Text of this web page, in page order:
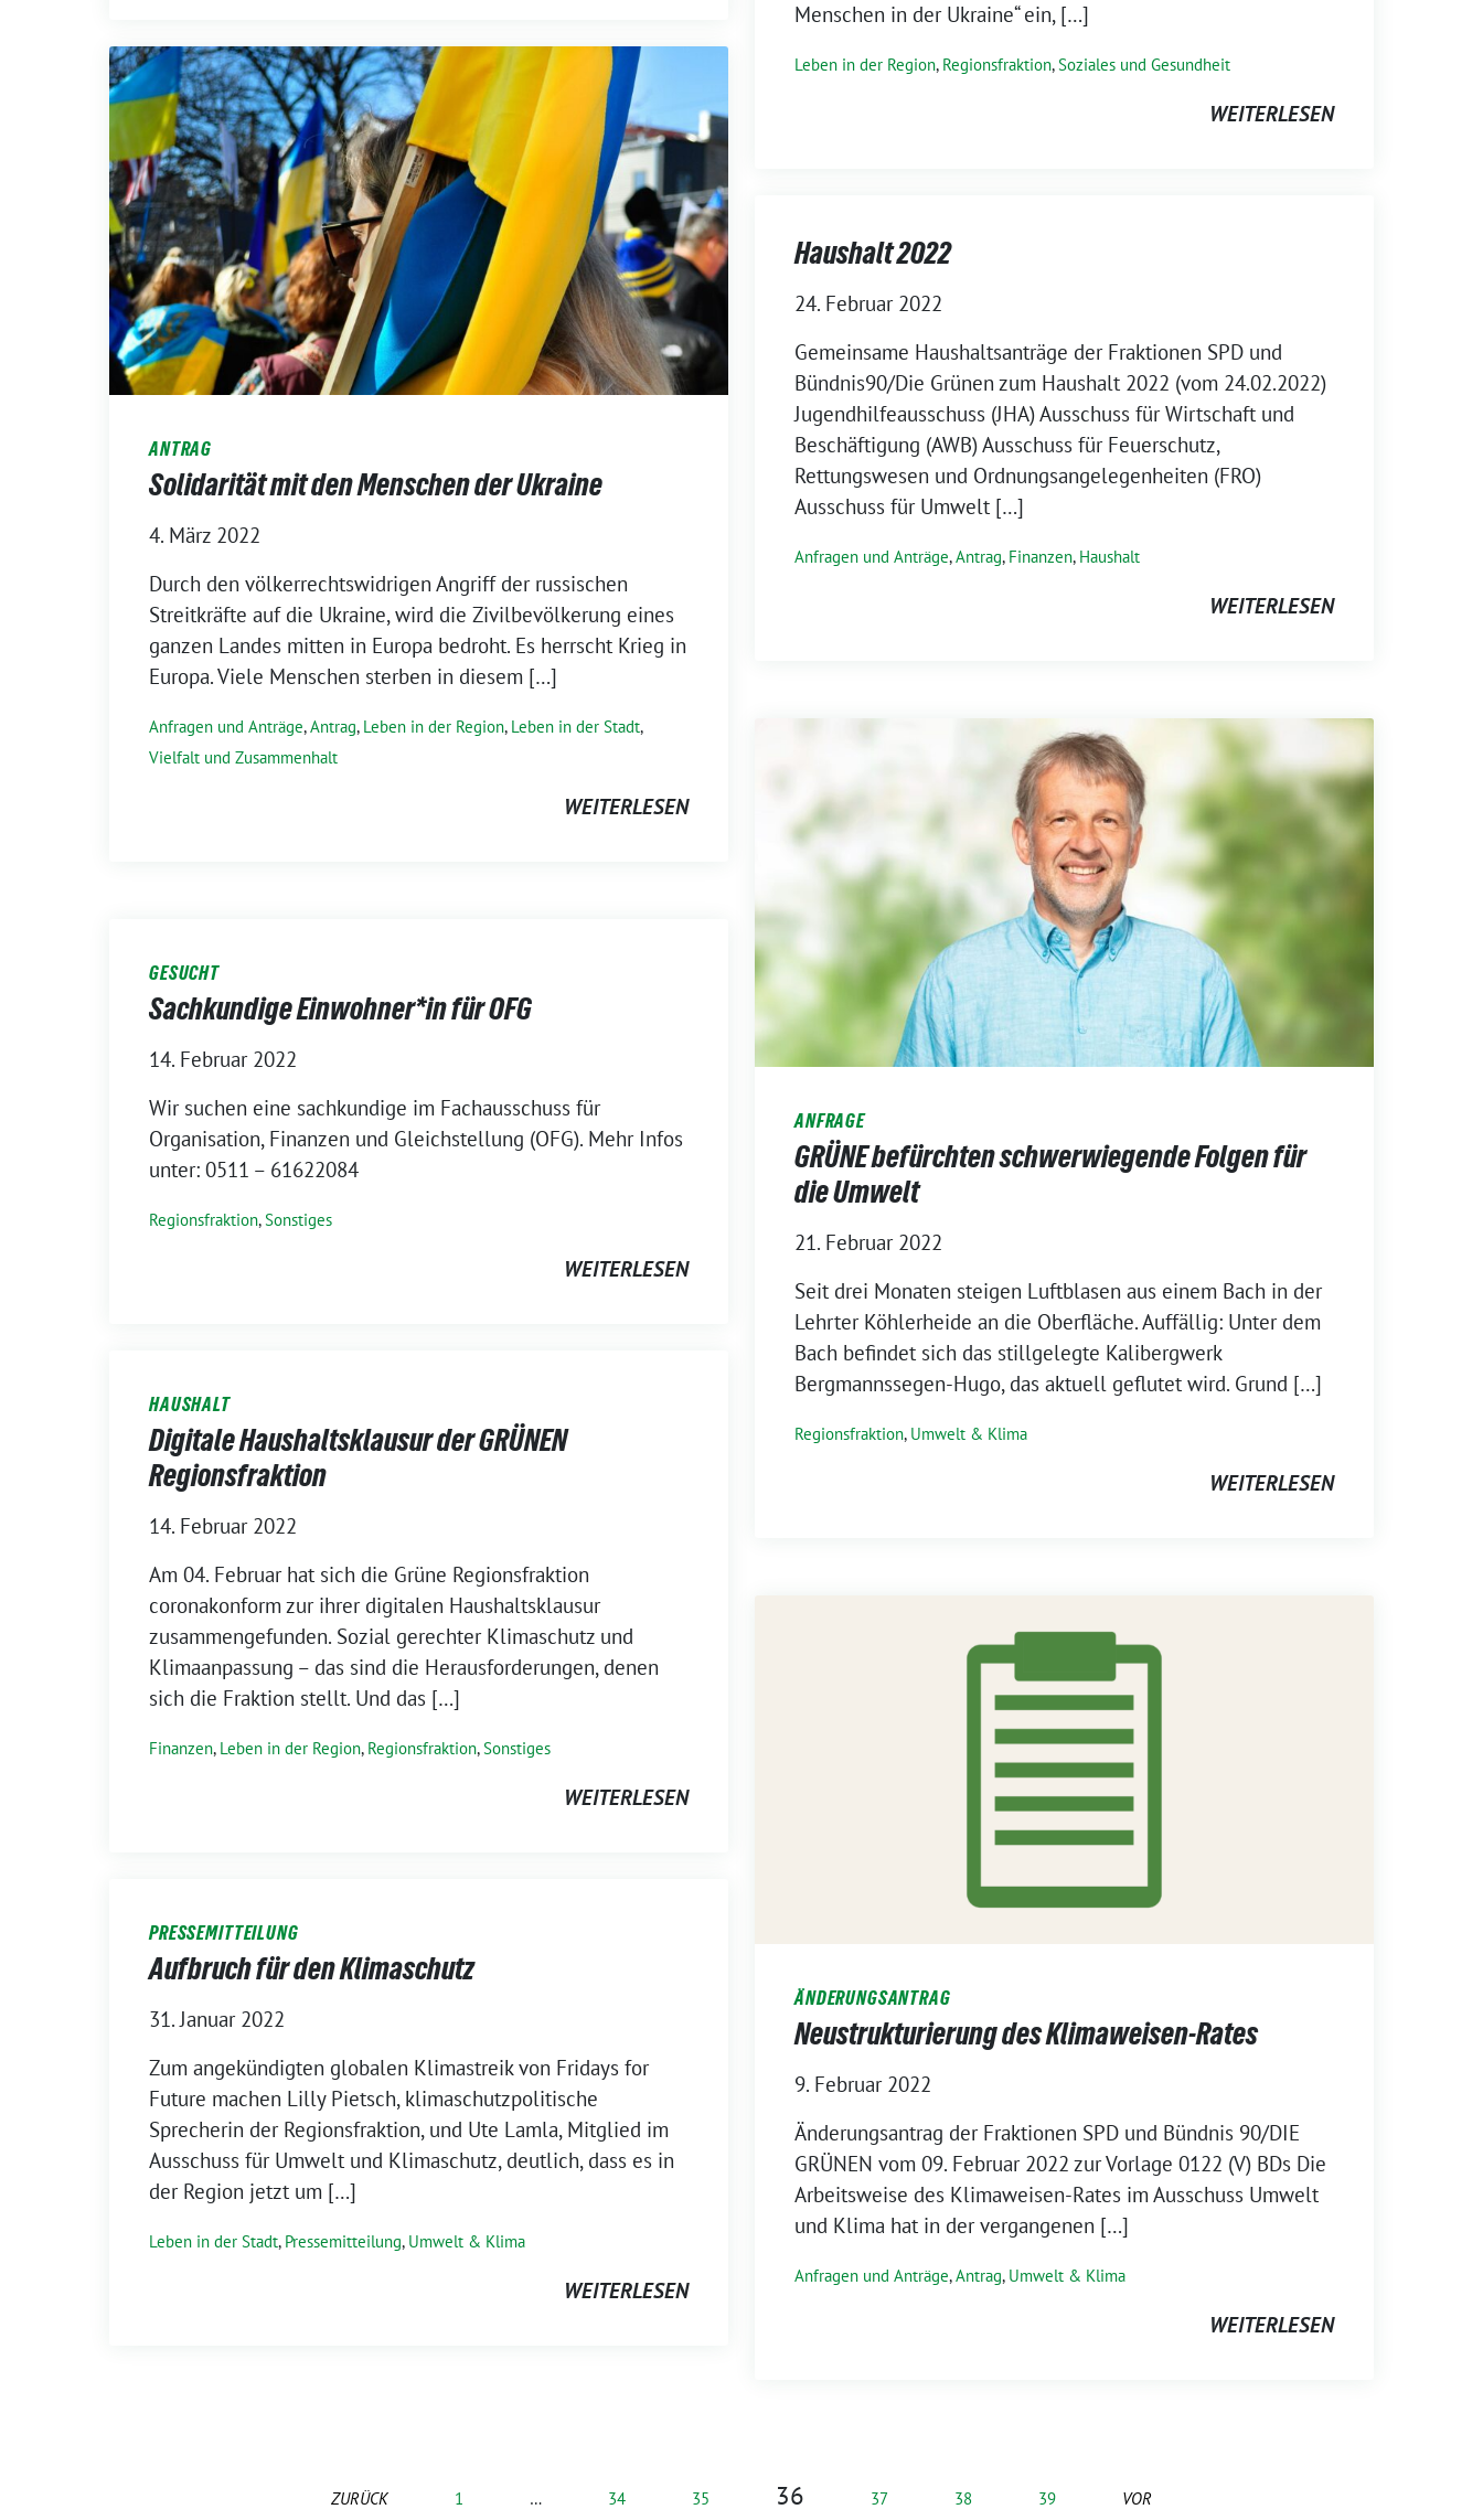
Menschen in der Ukraine“ ein, […]
Leben in der Region, Regionsfraktion,Soziales und Gesundheit
WEITERLESEN
ANTRAG
Solidarität mit den Menschen der Ukraine
4. März 2022
Durch den völkerrechtswidrigen Angriff der russischen
Streitkräfte auf die Ukraine, wird die Zivilbevölkerung eines
ganzen Landes mitten in Europa bedroht. Es herrscht Krieg in
Europa. Viele Menschen sterben in diesem […]
Anfragen und Anträge,Antrag, Leben in der Region, Leben in der Stadt,
Vielfalt und Zusammenhalt
WEITERLESEN
Haushalt 2022
24. Februar 2022
Gemeinsame Haushaltsanträge der Fraktionen SPD und
Bündnis90/Die Grünen zum Haushalt 2022 (vom 24.02.2022)
Jugendhilfeausschuss (JHA) Ausschuss für Wirtschaft und
Beschäftigung (AWB) Ausschuss für Feuerschutz,
Rettungswesen und Ordnungsangelegenheiten (FRO)
Ausschuss für Umwelt […]
Anfragen und Anträge,Antrag, Finanzen, Haushalt
WEITERLESEN
ANFRAGE
GRÜNE befürchten schwerwiegende Folgen für
die Umwelt
21. Februar 2022
Seit drei Monaten steigen Luftblasen aus einem Bach in der
Lehrter Köhlerheide an die Oberfläche. Auffällig: Unter dem
Bach befindet sich das stillgelegte Kalibergwerk
Bergmannssegen-Hugo, das aktuell geflutet wird. Grund […]
Regionsfraktion, Umwelt & Klima
WEITERLESEN
GESUCHT
Sachkundige Einwohner*in für OFG
14. Februar 2022
Wir suchen eine sachkundige im Fachausschuss für
Organisation, Finanzen und Gleichstellung (OFG). Mehr Infos
unter: 0511 – 61622084
Regionsfraktion,Sonstiges
WEITERLESEN
HAUSHALT
Digitale Haushaltsklausur der GRÜNEN
Regionsfraktion
14. Februar 2022
Am 04. Februar hat sich die Grüne Regionsfraktion
coronakonform zur ihrer digitalen Haushaltsklausur
zusammengefunden. Sozial gerechter Klimaschutz und
Klimaanpassung – das sind die Herausforderungen, denen
sich die Fraktion stellt. Und das […]
Finanzen, Leben in der Region, Regionsfraktion,Sonstiges
WEITERLESEN
ÄNDERUNGSANTRAG
Neustrukturierung des Klimaweisen-Rates
9. Februar 2022
Änderungsantrag der Fraktionen SPD und Bündnis 90/DIE
GRÜNEN vom 09. Februar 2022 zur Vorlage 0122 (V) BDs Die
Arbeitsweise des Klimaweisen-Rates im Ausschuss Umwelt
und Klima hat in der vergangenen […]
Anfragen und Anträge,Antrag, Umwelt & Klima
WEITERLESEN
PRESSEMITTEILUNG
Aufbruch für den Klimaschutz
31. Januar 2022
Zum angekündigten globalen Klimastreik von Fridays for
Future machen Lilly Pietsch, klimaschutzpolitische
Sprecherin der Regionsfraktion, und Ute Lamla, Mitglied im
Ausschuss für Umwelt und Klimaschutz, deutlich, dass es in
der Region jetzt um […]
Leben in der Stadt, Pressemitteilung, Umwelt & Klima
WEITERLESEN
ZURÜCK 1 … 34 35 36 37 38 39 VOR